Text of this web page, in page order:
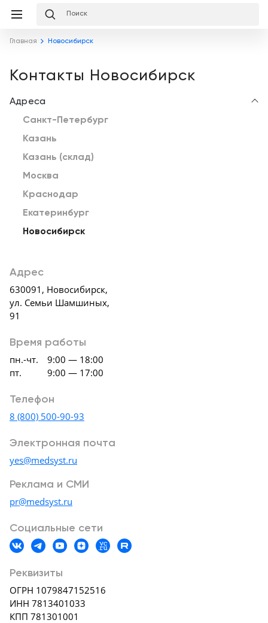
Клиника
ключ
Готовый
кабинет
под
ваш
запрос
Подробнее
компании
Лизинг
Льготное
Сервисное
обслуживание
Цифровизация
медицинского
Консалтинг
Trade-
in
Демозалы
Доставка
оплата
Карьера
Отзывы
о
Контакты
8
(800)
93
Главная Новосибирск
Контакты Новосибирск
Адреса
Санкт-Петербург
Казань
Казань (склад)
Москва
Краснодар
Екатеринбург
Новосибирск
Адрес
630091 , Новосибирск,
ул. Семьи Шамшиных,
91
Время работы
пн.-чт.
пт.
9:00 — 18:00
9:00 — 17:00
Телефон
8 (800) 500-90-93
Электронная почта
yes@medsyst.ru
Реклама и СМИ
pr@medsyst.ru
Cоциальные сети
Pеквизиты
ОГРН 1079847152516
ИНН 7813401033
КПП 781301001